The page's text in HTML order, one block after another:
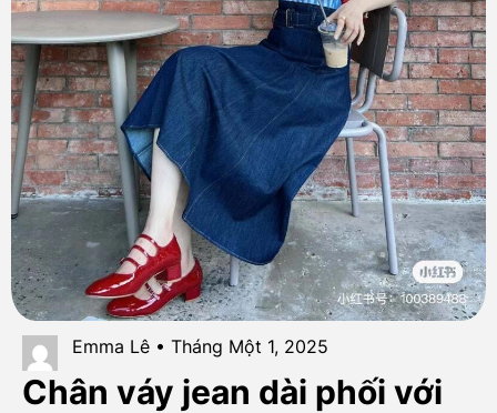
Emma Lê • Tháng Một 1, 2025
Chân váy jean dài phối với